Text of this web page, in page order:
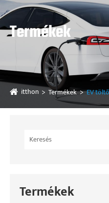
Termékek
itthon Termékek EV
Termékek